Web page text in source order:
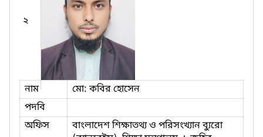
২
নাম
মো: কবির হোসেন
পদবি
অফিস
বাংলাদেশ শিক্ষাতথ্য ও পরিসংখ্যান ব্যুরো